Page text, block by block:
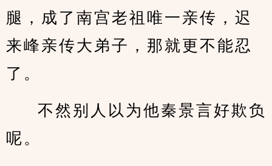
腿，成了南宫老祖唯一亲传，迟
来峰亲传大弟子，那就更不能忍
了。
不然别人以为他秦景言好欺负
呢。